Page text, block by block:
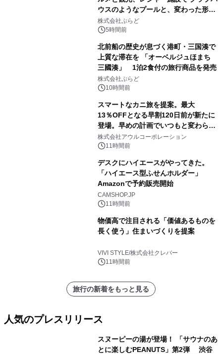
ウスのようなプールと、変わった形の
サウナも 「THE BOXY AWAJI」のお
得な素泊まり連泊プランで
株式会社ぷらど
5時間前
北前船の歴史が息づく港町・三国湊で
上質な滞在を 「オーベルジュほまち
三國湊」 1泊2食付の旅行商品を発売
株式会社ぷらど
10時間前
スマートなカニ旅を提案。最大
13％OFFとなる早割120日前が新たに
登場。早めの計画でいつもと変わらぬ
大人の冬旅を。ー夕日ヶ浦温泉「佳松
苑 別邸ふうか」ー
株式会社アウルコーポレーション
11時間前
デスクにハイエースがやってきた。
「ハイエース型ふせんホルダー」
Amazonで予約販売開始
CAMSHOP.JP
11時間前
物価高で注目される「価値あるものを
長く使う」住まいづくりを提案
VIVI STYLE/株式会社クレバー
11時間前
旅行の新着をもっと見る
人気のプレスリリース
スヌーピーの湯が登場！ 「サウナのあ
とに楽しむPEANUTS」第2弾 渋谷